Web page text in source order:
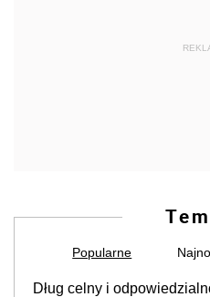
Popularne
Dług celny i